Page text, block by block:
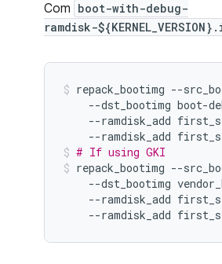
Com boot-with-debug-
ramdisk-
repack_bootimg --
--dst_bootimg boot-
--ramdisk_add
--ramdisk_add
# If using GKI
repack_bootimg --
--dst_bootimg
--ramdisk_add
--ramdisk_add